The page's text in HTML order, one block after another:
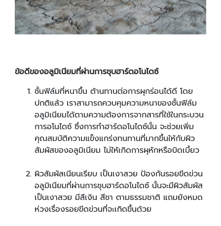
ข้อดีของอลูมิเนียมที่ผ่านการชุบฮาร์ดอโนไดซ์
ชั้นฟิล์มที่หนาขึ้น ต้านทานต่อการผุกร่อนได้ดี โดย
ปกติแล้ว เราสามารถควบคุมความหนาของชั้นฟิล์ม
อลูมิเนียมได้ตามความต้องการจากสารที่ใช้ในกระบวน
การอโนไดซ์ ซึ่งการทำฮาร์ดอโนไดซ์นั้น จะช่วยเพิ่ม
คุณสมบัติความแข็งแกร่งทนทานที่มากขึ้นให้กับผิว
สัมผัสของอลูมิเนียม ไม่ให้เกิดการผุหักหรือบิดเบี้ยว
ผิวสัมผัสเนียนเรียบ เป็นเงาสวย ป้องกันรอยขีดข่วน
อลูมิเนียมที่ผ่านการชุบฮาร์ดอโนไดซ์ นั้นจะมีผิวสัมผัส
เป็นเงาสวย มีสีเงิน สีชา ตามธรรมชาติ แถมยังหมด
ห่วงเรื่องรอยขีดข่วนที่จะเกิดขึ้นด้วย